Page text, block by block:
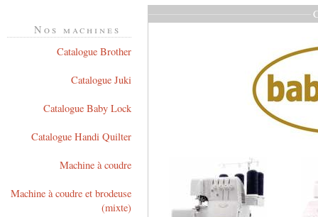
Nos machines
Catalogue Brother
Catalogue Juki
Catalogue Baby Lock
Catalogue Handi Quilter
Machine à coudre
Machine à coudre et brodeuse
(mixte)